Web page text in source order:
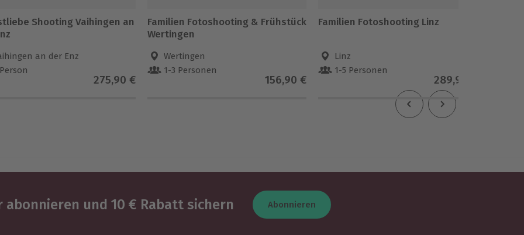
Shooting Vaihingen an
an der Enz
275,90 €
Familien Fotoshooting & Frühstück
Wertingen
Wertingen
1-3 Personen
156,90 €
Familien Fotoshooting Linz
Linz
1-5 Personen
289,90 €
abonnieren und 10 € Rabatt sichern Abonnieren